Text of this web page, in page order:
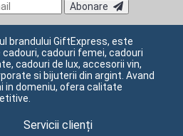
Abonare
brandului GiftExpress, este
cadouri femei, cadouri
cadouri de lux, accesorii vin,
si bijuterii din argint. Avand
in domeniu, ofera calitate
Servicii clienți